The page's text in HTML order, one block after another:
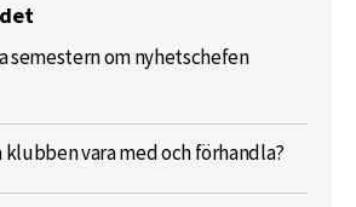
semestern om nyhetschefen
klubben vara med och förhandla?